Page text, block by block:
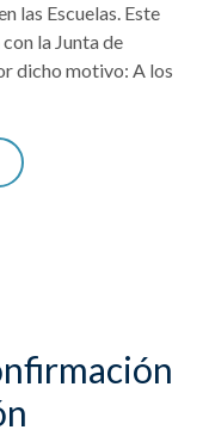
las Escuelas. Este
la Junta de
dicho motivo: A los